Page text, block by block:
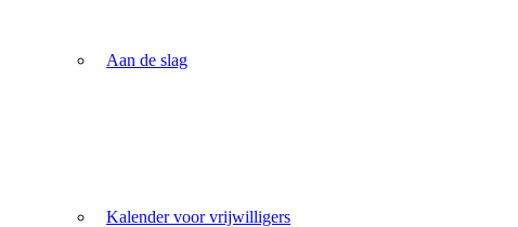
Aan de slag
Kalender voor vrijwilligers